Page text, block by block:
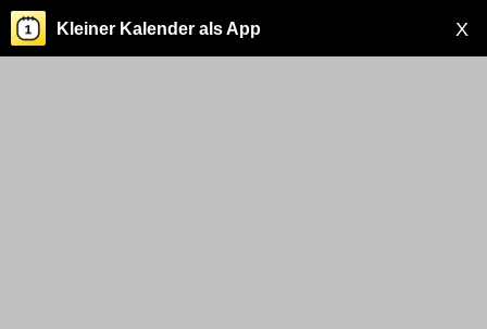
X
Kleiner Kalender als App